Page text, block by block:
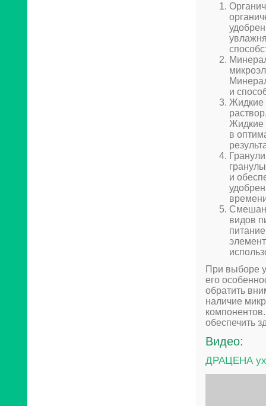
и
Жидкие
Жидкие
в
и
видов
При выборе
его
обратить
наличие
обеспечить
Видео:
ДРАЦЕНА